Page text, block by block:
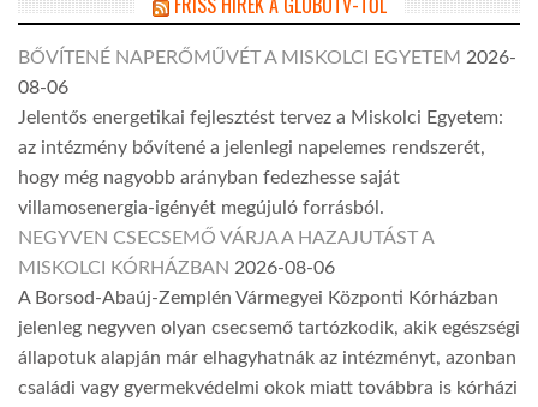
BŐVÍTENÉ NAPERŐMŰVÉT A MISKOLCI EGYETEM 2026-
08-06
Jelentős energetikai fejlesztést tervez a Miskolci Egyetem:
az intézmény bővítené a jelenlegi napelemes rendszerét,
hogy még nagyobb arányban fedezhesse saját
villamosenergia-igényét megújuló forrásból.
NEGYVEN CSECSEMŐ VÁRJA A HAZAJUTÁST A
MISKOLCI KÓRHÁZBAN 2026-08-06
A Borsod-Abaúj-Zemplén Vármegyei Központi Kórházban
jelenleg negyven olyan csecsemő tartózkodik, akik egészségi
állapotuk alapján már elhagyhatnák az intézményt, azonban
családi vagy gyermekvédelmi okok miatt továbbra is kórházi